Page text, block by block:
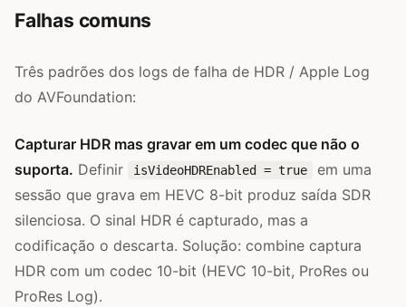
Falhas comuns
Três padrões dos logs de falha de HDR / Apple Log
do AVFoundation:
Capturar HDR mas gravar em um codec que não o
suporta. Definir isVideoHDREnabled = true
em uma
sessão que grava em HEVC 8-bit produz saída SDR
silenciosa. O sinal HDR é capturado, mas a
codificação o descarta. Solução: combine captura
HDR com um codec 10-bit (HEVC 10-bit, ProRes ou
ProRes Log).